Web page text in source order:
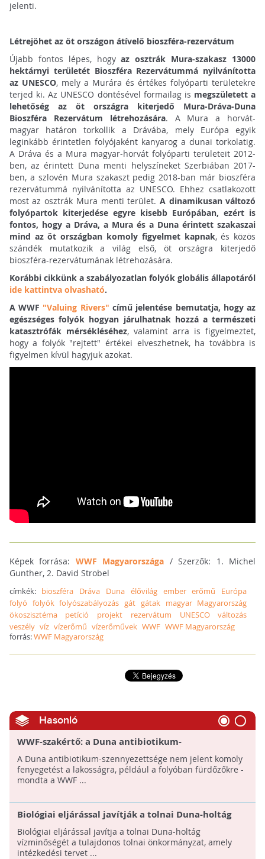
jelenti.
Létrejöhet az öt országon átívelő bioszféra-rezervátum
Újabb fontos lépes, hogyaz osztrák Mura-szakasz 13000
hektárnyi területét Bioszféra Rezervátummá nyilvánította
az UNESCO, mely a Murára és értékes folyóparti területekre
terjed ki. Az UNESCO döntésével formailag is megszületett a
lehetőség az öt országra kiterjedő Mura-Dráva-Duna
Bioszféra Rezervátum létrehozására. A Mura a horvát-
magyar határon torkollik a Drávába, mely Európa egyik
leginkább érintetlen folyójaként kanyarog a dunai torkolatig.
A Dráva és a Mura magyar-horvát folyóparti területeit 2012-
ben, az érintett Duna menti helyszíneket Szerbiában 2017-
ben, a szlovén Mura szakaszt pedig 2018-ban már bioszféra
rezervátummá nyilvánította az UNESCO. Ehhez csatlakozott
most az osztrák Mura menti terület. A dinamikusan változó
folyópartok kiterjedése egyre kisebb Európában, ezért is
fontos, hogy a Dráva, a Mura és a Duna érintett szakaszai
mind az öt országban komoly figyelmet kapnak, és közös
szándék mutatkozik a világ első, öt országra kiterjedő
bioszféra-rezervátumának létrehozására.
Korábbi cikkünk a szabályozatlan folyók globális állapotáról
ide kattintva olvasható.
A WWF "Valuing Rivers" című jelentése bemutatja, hogy az
egészséges folyók hogyan járulhatnak hozzá a természeti
katasztrófák mérsékléséhez, valamint arra is figyelmeztet,
hogy a folyók "rejtett" értékei elveszhetnek, ha továbbra is
figyelmen kívül hagyjuk azokat.
Képek forrása: WWF Magyarországa / Szerzők: 1. Michel
Gunther, 2. David Strobel
címkék: bioszféra Dráva Duna élővilág ember erőmű
Európa
folyó folyók folyószabályozás gát gátak magyar Magyarország
ökoszisztéma
petíció projekt rezervátum UNESCO
változás
veszély víz vízerőmű vízerőművek WWF WWF Magyarország
forrás:WWF Magyarország
Hasonló
WWF-szakértő: a Duna antibiotikum-
szennyezettsége az embert nem fenyegeti
A Duna antibiotikum-szennyezettsége nem jelent komoly
fenyegetést a lakosságra, például a folyóban fürdőzőkre -
mondta a WWF ...
Biológiai eljárással javítják a tolnai Duna-holtág
vízminőségét
Biológiai eljárással javítja a tolnai Duna-holtág
vízminőségét a tulajdonos tolnai önkormányzat, amely
intézkedési tervet ...